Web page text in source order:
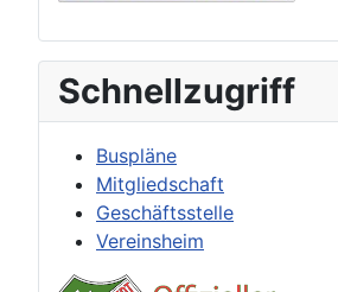
Schnellzugriff
Buspläne
Mitgliedschaft
Geschäftsstelle
Vereinsheim